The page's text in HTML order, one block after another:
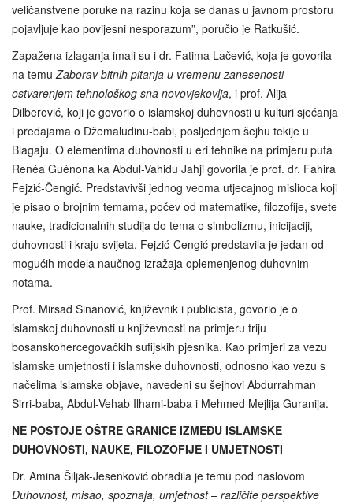
veličanstvene poruke na razinu koja se danas u javnom prostoru
pojavljuje kao povijesni nesporazum”, poručio je Ratkušić.
Zapažena izlaganja imali su i dr. Fatima Lačević, koja je govorila
na temu Zaborav bitnih pitanja u vremenu zanesenosti
ostvarenjem tehnološkog sna novovjekovlja, i prof. Alija
Dilberović, koji je govorio o islamskoj duhovnosti u kulturi sjećanja
i predajama o Džemaludinu-babi, posljednjem šejhu tekije u
Blagaju. O elementima duhovnosti u eri tehnike na primjeru puta
Renéa Guénona ka Abdul-Vahidu Jahji govorila je prof. dr. Fahira
Fejzić‑Čengić. Predstavivši jednog veoma utjecajnog mislioca koji
je pisao o brojnim temama, počev od matematike, filozofije, svete
nauke, tradicionalnih studija do tema o simbolizmu, inicijaciji,
duhovnosti i kraju svijeta, Fejzić-Čengić predstavila je jedan od
mogućih modela naučnog izražaja oplemenjenog duhovnim
notama.
Prof. Mirsad Sinanović, književnik i publicista, govorio je o
islamskoj duhovnosti u književnosti na primjeru triju
bosanskohercegovačkih sufijskih pjesnika. Kao primjeri za vezu
islamske umjetnosti i islamske duhovnosti, odnosno kao vezu s
načelima islamske objave, navedeni su šejhovi Abdurrahman
Sirri-baba, Abdul-Vehab Ilhami-baba i Mehmed Mejlija Guranija.
NE POSTOJE OŠTRE GRANICE IZMEĐU ISLAMSKE
DUHOVNOSTI, NAUKE, FILOZOFIJE I UMJETNOSTI
Dr. Amina Šiljak-Jesenković obradila je temu pod naslovom
Duhovnost, misao, spoznaja, umjetnost – različite perspektive